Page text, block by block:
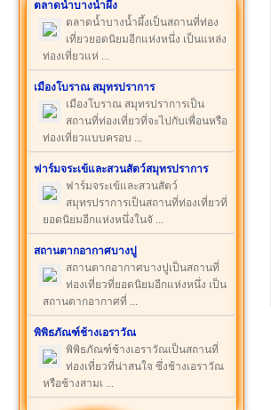
ตลาดน้ำบางน้ำผึ้ง
ตลาดน้ำบางน้ำผึ้งเป็นสถานที่ท่อง
เที่ยวยอดนิยมอีกแห่งหนึ่ง เป็นแหล่ง
ท่องเที่ยวแห่ ...
เมืองโบราณ สมุทรปราการ
เมืองโบราณ สมุทรปราการเป็น
สถานที่ท่องเที่ยวที่จะไปกับเพื่อนหรือ
ท่องเที่ยวแบบครอบ ...
ฟาร์มจระเข้และสวนสัตว์สมุทรปราการ
ฟาร์มจระเข้และสวนสัตว์
สมุทรปราการเป็นสถานที่ท่องเที่ยวที่
ยอดนิยมอีกแห่งหนึ่งในจั ...
สถานตากอากาศบางปู
สถานตากอากาศบางปูเป็นสถานที่
ท่องเที่ยวที่ยอดนิยมอีกแห่งหนึ่ง เป็น
สถานตากอากาศที่ ...
พิพิธภัณฑ์ช้างเอราวัณ
พิพิธภัณฑ์ช้างเอราวัณเป็นสถานที่
ท่องเที่ยวที่น่าสนใจ ซึ่งช้างเอราวัณ
หรือช้างสามเ ...